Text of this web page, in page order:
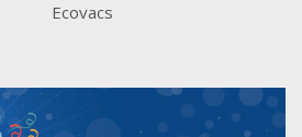
Ecovacs